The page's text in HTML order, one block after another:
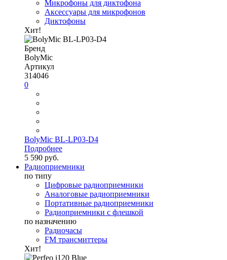
Микрофоны для диктофона
Аксессуары для микрофонов
Диктофоны
Хит!
Бренд
BolyMic
Артикул
314046
0
BolyMic BL-LP03-D4
Подробнее
5 590 руб.
Радиоприемники
по типу
Цифровые радиоприемники
Аналоговые радиоприемники
Портативные радиоприемники
Радиоприемники с флешкой
по назначению
Радиочасы
FM трансмиттеры
Хит!